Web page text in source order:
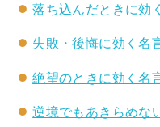
落ち込んだときに効
失敗・後悔に効く名
絶望のときに効く名
逆境でもあきらめな